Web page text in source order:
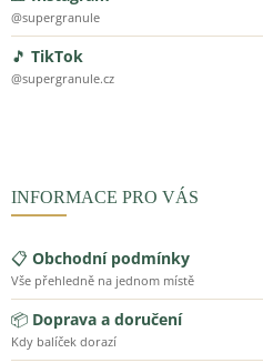
@supergranule
🎵 TikTok
@supergranule.cz
INFORMACE PRO VÁS
📋 Obchodní podmínky
Vše přehledně na jednom místě
📦 Doprava a doručení
Kdy balíček dorazí